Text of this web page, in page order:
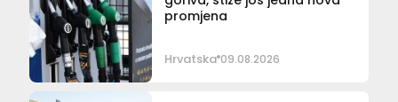
promjena
Hrvatska 09.08.2026